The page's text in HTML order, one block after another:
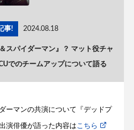
事! 2024.08.18
スパイダーマン』？ マット役チャ
でのチームアップについて語る
ーマンの共演について『デッドプ
演俳優が語った内容はこちら